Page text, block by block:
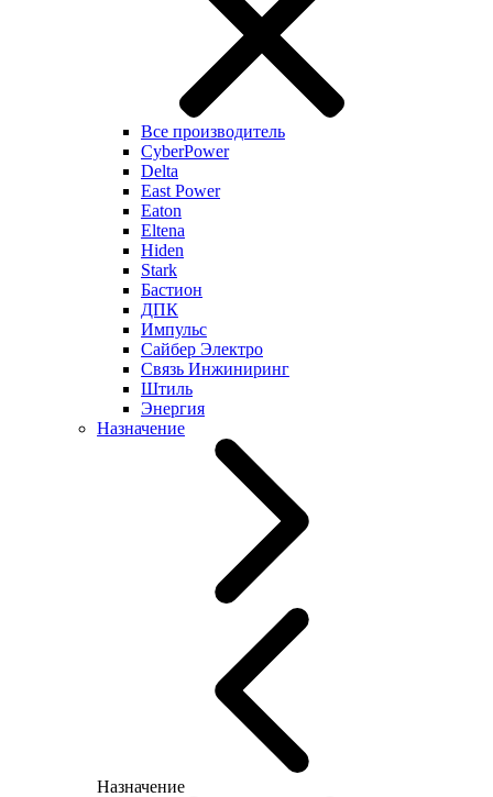
Все производитель
CyberPower
Delta
East Power
Eaton
Eltena
Hiden
Stark
Бастион
ДПК
Импульс
Сайбер Электро
Связь Инжиниринг
Штиль
Энергия
Назначение
Назначение